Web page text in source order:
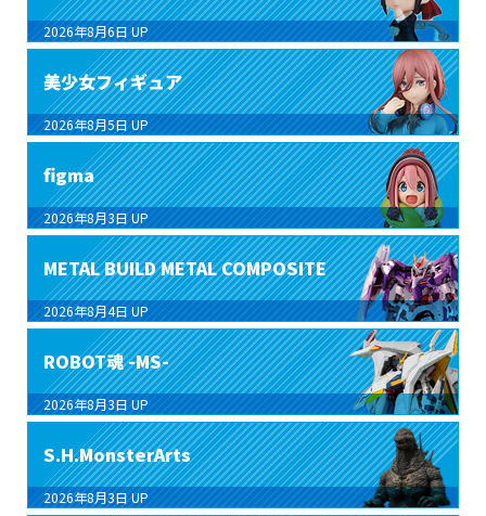
2026年8月6日 UP
美少女フィギュア
2026年8月5日 UP
figma
2026年8月3日 UP
METAL BUILD METAL COMPOSITE
2026年8月4日 UP
ROBOT魂 -MS-
2026年8月3日 UP
S.H.MonsterArts
2026年8月3日 UP